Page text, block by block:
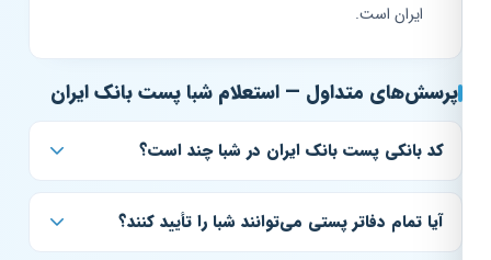
ایران است.
پرسش‌های متداول — استعلام شبا پست بانک ایران
کد بانکی پست بانک ایران در شبا چند است؟
آیا تمام دفاتر پستی می‌توانند شبا را تأیید کنند؟